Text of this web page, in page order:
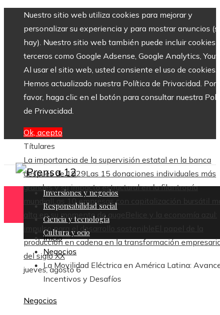
Nuestro sitio web utiliza cookies para mejorar y
personalizar su experiencia y para mostrar anuncios
hay). Nuestro sitio web también puede incluir cookies
terceros como Google Adsense, Google Analytics,
Al usar el sitio web, usted consiente el uso de cookies.
Hemos actualizado nuestra Política de Privacidad. Por
favor, haga clic en el botón para consultar nuestra
de Privacidad.
Ok, acepto
Títulares
La importancia de la supervisión estatal en la banca
después de 1929Las 15 donaciones individuales más
grandes y su impacto estructural en la filantropía
mundial
Las 10 empresas con capitalización bursátil
alta en su momento de auge Belice y la economía azul:
impulso para el desarrollo sostenible El papel de la
producción en cadena en la transformación
del siglo XX
jueves, agosto 6
Inversiones y negocios
Responsabilidad social
Ciencia y tecnología
Cultura y ocio
Inicio
Negocios
La Movilidad Eléctrica en América Latina:
Incentivos y Desafíos
Negocios